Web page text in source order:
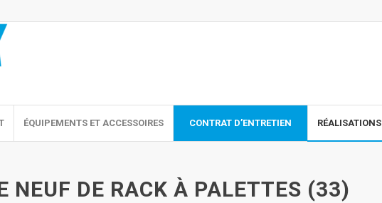
ÉQUIPEMENTS ET ACCESSOIRES CONTRAT D’ENTRETIEN RÉALISATIONS
NEUF DE RACK À PALETTES (33)